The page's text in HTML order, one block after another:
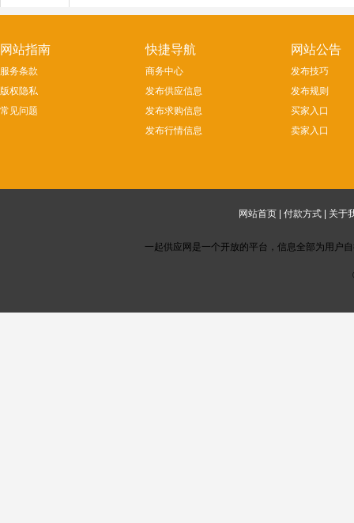
网站指南
服务条款
版权隐私
常见问题
快捷导航
商务中心
发布供应信息
发布求购信息
发布行情信息
网站公告
发布技巧
发布规则
买家入口
卖家入口
网站首页 付款方式 关于
一起供应网是一个开放的平台，信息全部为用户